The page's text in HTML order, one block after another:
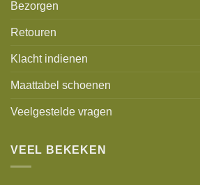
Bezorgen
Retouren
Klacht indienen
Maattabel schoenen
Veelgestelde vragen
VEEL BEKEKEN